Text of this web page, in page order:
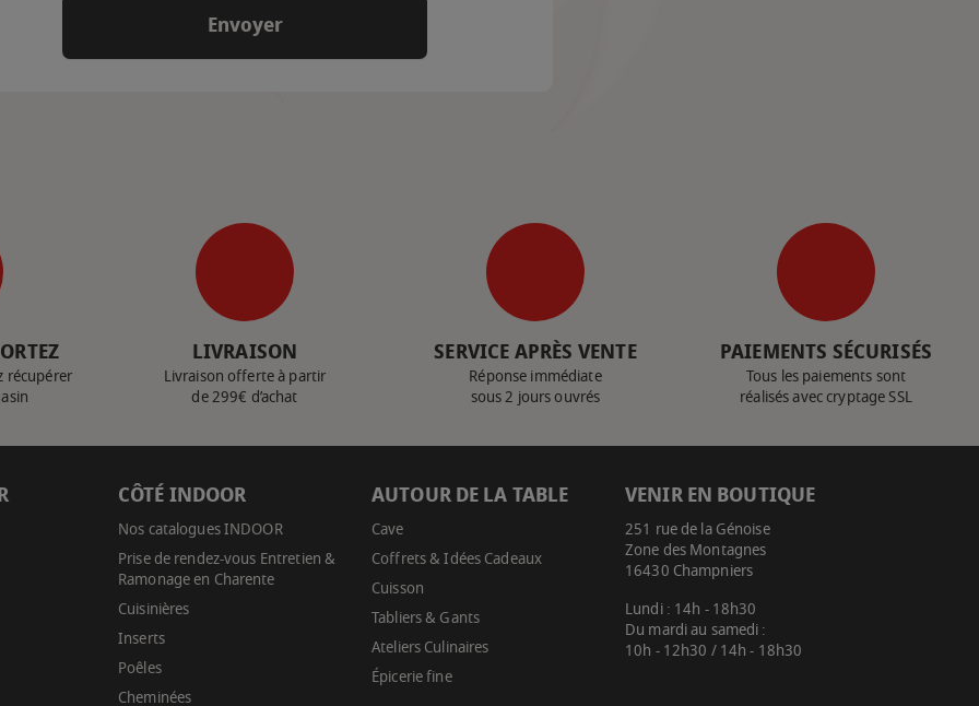
récupérer
LIVRAISON
Livraison offerte à partir
de 299€ d’achat
SERVICE APRÈS VENTE
Réponse immédiate
sous 2 jours ouvrés
PAIEMENTS SÉCURISÉS
Tous les paiements sont
réalisés avec cryptage SSL
CÔTÉ INDOOR
Nos catalogues INDOOR
Prise de rendez-vous Entretien &
Ramonage en Charente
Cuisinières
Inserts
Poêles
Cheminées
AUTOUR DE LA TABLE
Cave
Coffrets & Idées Cadeaux
Cuisson
Tabliers & Gants
Ateliers Culinaires
Épicerie fine
VENIR EN BOUTIQUE
251 rue de la Génoise
Zone des Montagnes
16430 Champniers
Lundi : 14h - 18h30
Du mardi au samedi :
10h - 12h30 / 14h - 18h30